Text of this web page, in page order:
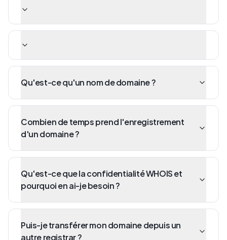
Qu'est-ce qu'un nom de domaine ?
Combien de temps prend l'enregistrement
d'un domaine ?
Qu'est-ce que la confidentialité WHOIS et
pourquoi en ai-je besoin ?
Puis-je transférer mon domaine depuis un
autre registrar ?